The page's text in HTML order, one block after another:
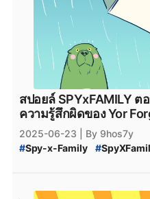
MANGA_Plus สปาย_×_แ
การ์ตูนสายลับ #
Bilbili bilibili
สปาย_x_แฟมิลี่_120 #
สปายแฟมิลี่_ตอนล่าสุด
ส
SPYxFAMILY_งด #
#SPYxFAMILY_ผู้เขียน #สปอ
# สปอยล์_SPY_FAMILY
สปอยล์ SPYxFAMILY ต
ความรู้สึกผิดของ Yor
2025-06-23
| By 9hos7y
#Spy-x-Family #
สปายแฟมิลี่_118 #สปาย_x_